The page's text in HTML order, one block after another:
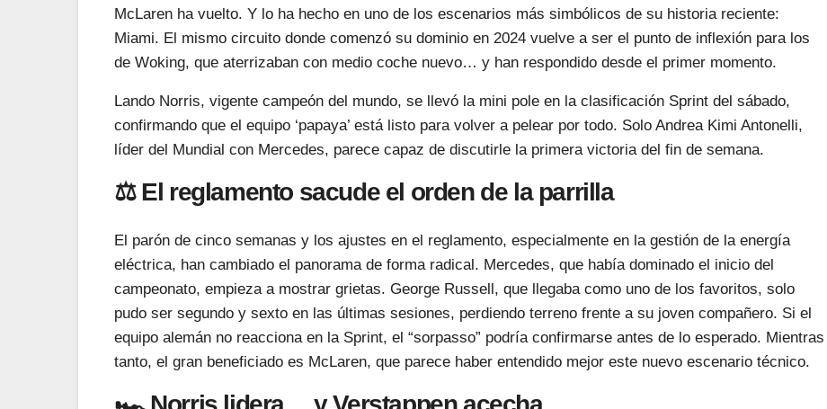
McLaren ha vuelto. Y lo ha hecho en uno de los escenarios más simbólicos de su historia reciente:
Miami. El mismo circuito donde comenzó su dominio en 2024 vuelve a ser el punto de inflexión para los
de Woking, que aterrizaban con medio coche nuevo… y han respondido desde el primer momento.
Lando Norris, vigente campeón del mundo, se llevó la mini pole en la clasificación Sprint del sábado,
confirmando que el equipo ‘papaya’ está listo para volver a pelear por todo. Solo Andrea Kimi Antonelli,
líder del Mundial con Mercedes, parece capaz de discutirle la primera victoria del fin de semana.
⚖️ El reglamento sacude el orden de la parrilla
El parón de cinco semanas y los ajustes en el reglamento, especialmente en la gestión de la energía
eléctrica, han cambiado el panorama de forma radical. Mercedes, que había dominado el inicio del
campeonato, empieza a mostrar grietas. George Russell, que llegaba como uno de los favoritos, solo
pudo ser segundo y sexto en las últimas sesiones, perdiendo terreno frente a su joven compañero. Si el
equipo alemán no reacciona en la Sprint, el “sorpasso” podría confirmarse antes de lo esperado. Mientras
tanto, el gran beneficiado es McLaren, que parece haber entendido mejor este nuevo escenario técnico.